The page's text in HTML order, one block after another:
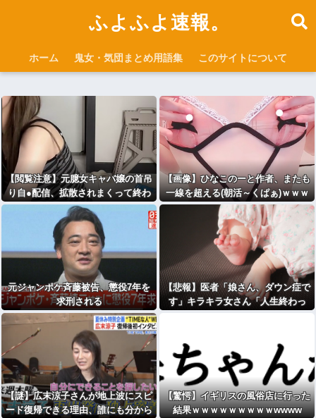
ふよふよ速報。
ホーム 鬼女・気団まとめ用語集 このサイトについて
【閲覧注意】元臆女キャバ嬢の首吊
り自●配信、拡散されまくって終わ
るｗｗｗｗｗｗｗ
【画像】ひなこのーと作者、またも
一線を超える(朝活～くぱぁ)ｗｗｗ
ｗｗｗｗ
元ジャンポケ斉藤被告、懲役7年を
求刑される
【悲報】医者「娘さん、ダウン症で
す」キラキラ女さん「人生終わっ
【謎】広末涼子さんが地上波にスピ
ード復帰できる理由、誰にも分から
【驚愕】イギリスの風俗店に行った
結果ｗｗｗｗｗｗｗｗｗwwww